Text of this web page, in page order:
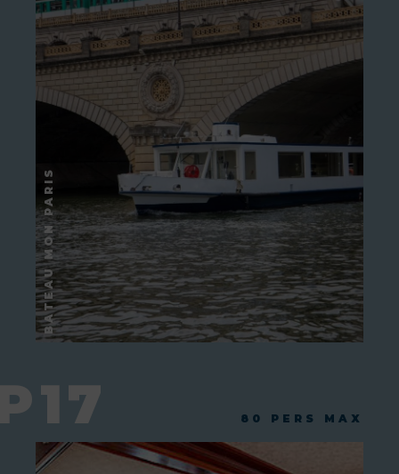
80 PERS MAX